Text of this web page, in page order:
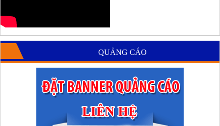
QUẢNG CÁO